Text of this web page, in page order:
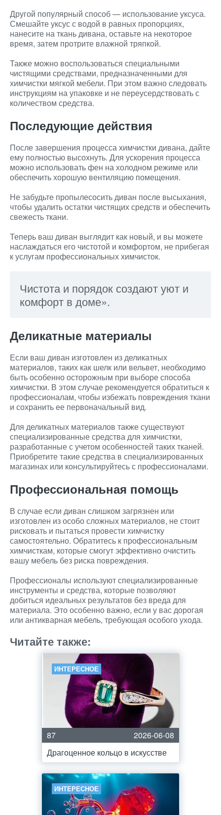
Другой популярный способ — использование уксуса.
Смешайте уксус с водой в равных пропорциях,
нанесите на ткань дивана, оставьте на некоторое
время, затем протрите влажной тряпкой.
Также можно воспользоваться специальными
чистящими средствами, предназначенными для
химчистки мягкой мебели. При этом важно следовать
инструкциям на упаковке и не переусердствовать с
количеством средства.
Последующие действия
После завершения процесса химчистки дивана, дайте
ему полностью высохнуть. Для ускорения процесса
можно использовать фен на холодном режиме или
обеспечить хорошую вентиляцию помещения.
Не забудьте пропылесосить диван после высыхания,
чтобы удалить остатки чистящих средств и обеспечить
свежесть ткани.
Теперь ваш диван выглядит как новый, и вы можете
наслаждаться его чистотой и комфортом, не прибегая
к услугам профессиональных химчисток.
Чистота и порядок создают уют и
комфорт в доме».
Деликатные материалы
Если ваш диван изготовлен из деликатных
материалов, таких как шелк или вельвет, необходимо
быть особенно осторожным при выборе способа
химчистки. В этом случае рекомендуется обратиться к
профессионалам, чтобы избежать повреждения ткани
и сохранить ее первоначальный вид.
Для деликатных материалов также существуют
специализированные средства для химчистки,
разработанные с учетом особенностей таких тканей.
Приобретите такие средства в специализированных
магазинах или консультируйтесь с профессионалами.
Профессиональная помощь
В случае если диван слишком загрязнен или
изготовлен из особо сложных материалов, не стоит
рисковать и пытаться провести химчистку
самостоятельно. Обратитесь к профессиональным
химчисткам, которые смогут эффективно очистить
вашу мебель без риска повреждения.
Профессионалы используют специализированные
инструменты и средства, которые позволяют
добиться идеальных результатов без вреда для
материала. Это особенно важно, если у вас дорогая
или антикварная мебель, требующая особого ухода.
Читайте также:
ИНТЕРЕСНОЕ
87
2026-06-08
Драгоценное кольцо в искусстве
ИНТЕРЕСНОЕ